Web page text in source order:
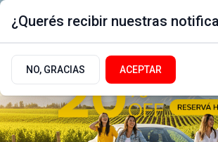
¿Querés recibir nuestras
NO, GRACIAS ACEPTAR